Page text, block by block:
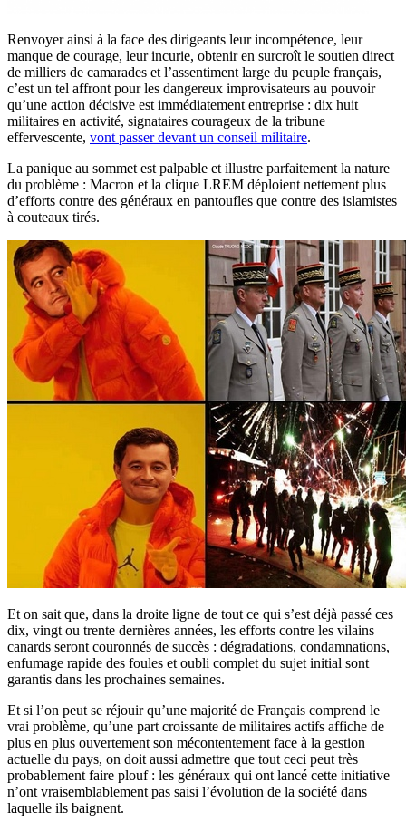
Renvoyer ainsi à la face des dirigeants leur incompétence, leur
manque de courage, leur incurie, obtenir en surcroît le soutien direct
de milliers de camarades et l’assentiment large du peuple français,
c’est un tel affront pour les dangereux improvisateurs au pouvoir
qu’une action décisive est immédiatement entreprise : dix huit
militaires en activité, signataires courageux de la tribune
effervescente, vont passer devant un conseil militaire.
La panique au sommet est palpable et illustre parfaitement la nature
du problème : Macron et la clique LREM déploient nettement plus
d’efforts contre des généraux en pantoufles que contre des islamistes
à couteaux tirés.
Et on sait que, dans la droite ligne de tout ce qui s’est déjà passé ces
dix, vingt ou trente dernières années, les efforts contre les vilains
canards seront couronnés de succès : dégradations, condamnations,
enfumage rapide des foules et oubli complet du sujet initial sont
garantis dans les prochaines semaines.
Et si l’on peut se réjouir qu’une majorité de Français comprend le
vrai problème, qu’une part croissante de militaires actifs affiche de
plus en plus ouvertement son mécontentement face à la gestion
actuelle du pays, on doit aussi admettre que tout ceci peut très
probablement faire plouf : les généraux qui ont lancé cette initiative
n’ont vraisemblablement pas saisi l’évolution de la société dans
laquelle ils baignent.